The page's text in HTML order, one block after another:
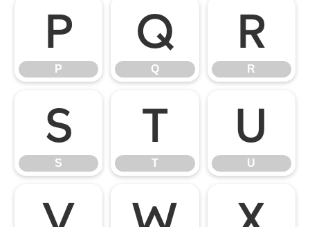
P
P
Q
Q
R
R
S
S
T
T
U
U